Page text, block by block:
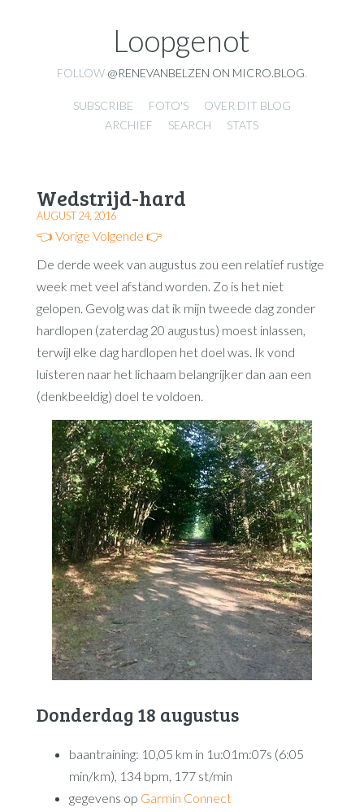
Loopgenot
FOLLOW @RENEVANBELZEN ON MICRO.BLOG
SUBSCRIBE FOTO'S
OVER DIT BLOG
ARCHIEF
SEARCH STATS
Wedstrijd-hard
AUGUST 24, 2016
👈 Vorige Volgende 👉
De derde week van augustus zou een relatief rustige
week met veel afstand worden. Zo is het niet
gelopen. Gevolg was dat ik mijn tweede dag zonder
hardlopen (zaterdag 20 augustus) moest inlassen,
terwijl elke dag hardlopen het doel was. Ik vond
luisteren naar het lichaam belangrijker dan aan een
(denkbeeldig) doel te voldoen.
Donderdag 18 augustus
baantraining: 10,05 km in 1u:01m:07s (6:05
min/km), 134 bpm, 177 st/min
gegevens op Garmin Connect